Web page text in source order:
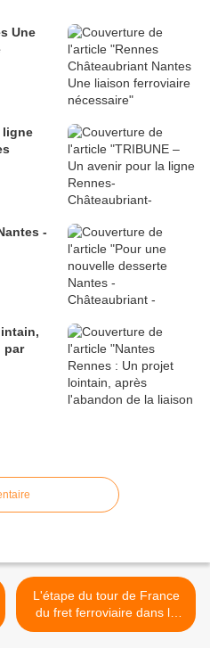
ligne
-
par
L'étape du tour de France
du fret ferroviaire dans le
grand Ouest >